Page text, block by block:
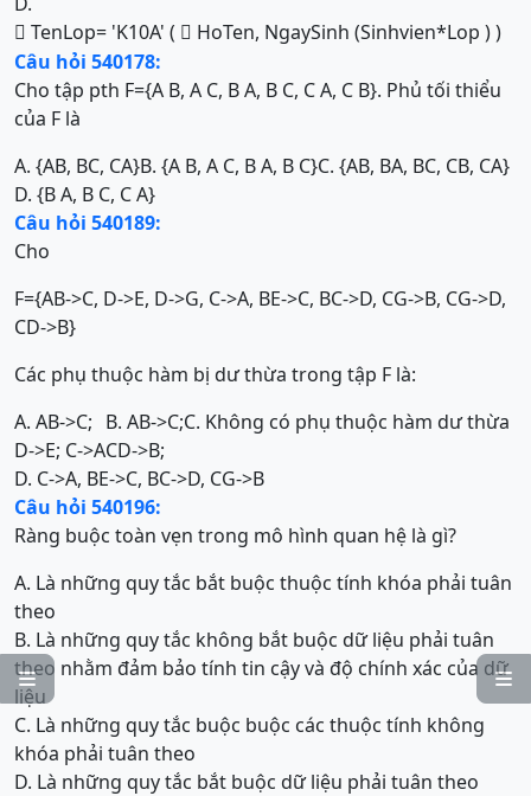


 TenLop= 'K10A' (  HoTen, NgaySinh (Sinhvien*Lop ) )
Câu hỏi 540178:
Cho tập pth F={A B, A C, B A, B C, C A, C B}. Phủ tối thiểu
của F là
A. {AB, BC, CA}B. {A B, A C, B A, B C}C. {AB, BA, BC, CB, CA}
D. {B A, B C, C A}
Câu hỏi 540189:
Cho
F={AB->C, D->E, D->G, C->A, BE->C, BC->D, CG->B, CG->D,
CD->B}
Các phụ thuộc hàm bị dư thừa trong tập F là:
A. AB->C;
D->E; C->A
B. AB->C;
CD->B;
C. Không có phụ thuộc hàm dư thừa
D. C->A, BE->C, BC->D, CG->B
Câu hỏi 540196:
Ràng buộc toàn vẹn trong mô hình quan hệ là gì?
A. Là những quy tắc bắt buộc thuộc tính khóa phải tuân
theo
B. Là những quy tắc không bắt buộc dữ liệu phải tuân
theo nhằm đảm bảo tính tin cậy và độ chính xác của dữ
liệu
C. Là những quy tắc buộc buộc các thuộc tính không
khóa phải tuân theo
D. Là những quy tắc bắt buộc dữ liệu phải tuân theo